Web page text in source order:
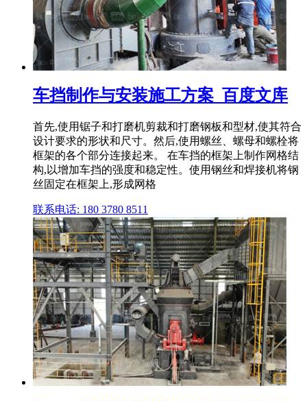
车挡制作与安装施工方案_百度文库
首先,使用锯子和打磨机剪裁和打磨钢板和型材,使其符合
设计要求的形状和尺寸。然后,使用螺丝、螺母和螺栓将
框架的各个部分连接起来。 在车挡的框架上制作网格结
构,以增加车挡的强度和稳定性。使用钢丝和焊接机将钢
丝固定在框架上,形成网格
联系电话: 180 3780 8511